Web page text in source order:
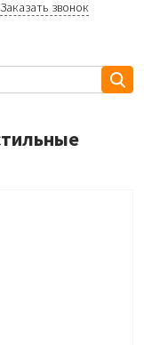
Заказать звонок